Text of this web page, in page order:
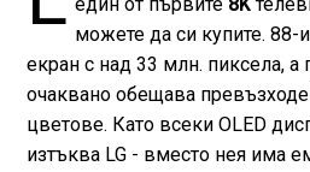
можете да си купите. 88-
екран с над 33 млн. пиксела, а
очаквано обещава
цветове. Като всеки OLED
изтъква LG - вместо нея има